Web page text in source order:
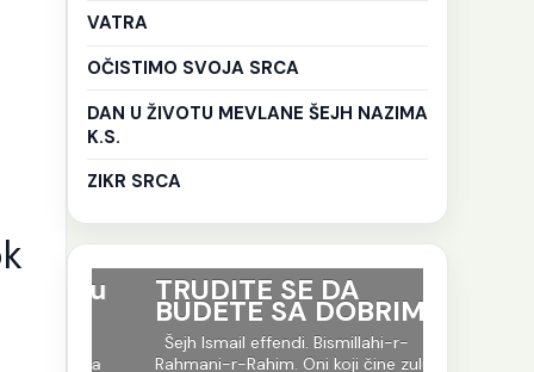
VATRA
OČISTIMO SVOJA SRCA
DAN U ŽIVOTU MEVLANE ŠEJH NAZIMA
K.S.
ZIKR SRCA
su
jela
TRUDITE SE DA
BUDETE SA DOBRIMA
Šejh Ismail effendi. Bismillahi-r-
Rahmani-r-Rahim. Oni koji čine zulum